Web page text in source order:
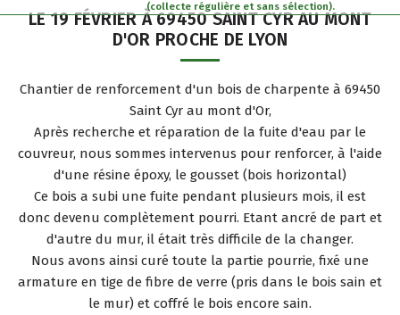
(collecte régulière et sans sélection).
LE 19 FÉVRIER À 69450 SAINT CYR AU MONT
D'OR PROCHE DE LYON
Chantier de renforcement d'un bois de charpente à 69450
Saint Cyr au mont d'Or,
Après recherche et réparation de la fuite d'eau par le
couvreur, nous sommes intervenus pour renforcer, à l'aide
d'une résine époxy, le gousset (bois horizontal)
Ce bois a subi une fuite pendant plusieurs mois, il est
donc devenu complètement pourri. Etant ancré de part et
d'autre du mur, il était très difficile de la changer.
Nous avons ainsi curé toute la partie pourrie, fixé une
armature en tige de fibre de verre (pris dans le bois sain et
le mur) et coffré le bois encore sain.